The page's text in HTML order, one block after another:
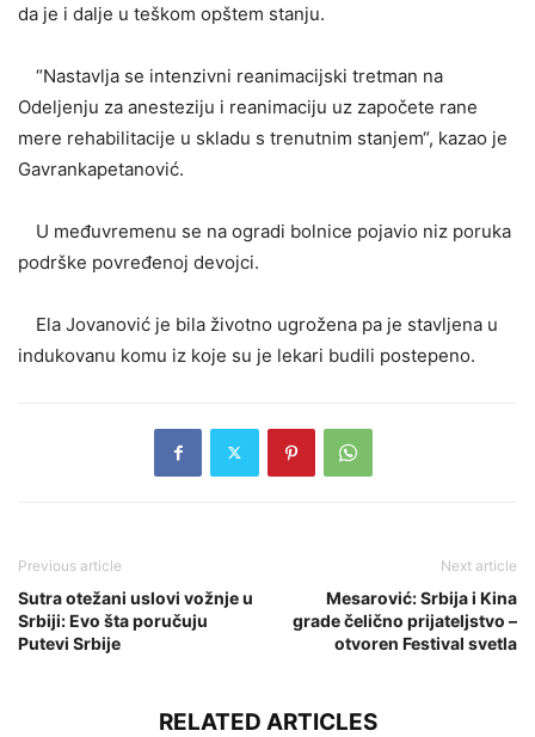
da je i dalje u teškom opštem stanju.
“Nastavlja se intenzivni reanimacijski tretman na
Odeljenju za anesteziju i reanimaciju uz započete rane
mere rehabilitacije u skladu s trenutnim stanjem“, kazao je
Gavrankapetanović.
U međuvremenu se na ogradi bolnice pojavio niz poruka
podrške povređenoj devojci.
Ela Jovanović je bila životno ugrožena pa je stavljena u
indukovanu komu iz koje su je lekari budili postepeno.
Previous article
Sutra otežani uslovi vožnje u
Srbiji: Evo šta poručuju
Putevi Srbije
Next article
Mesarović: Srbija i Kina
grade čelično prijateljstvo –
otvoren Festival svetla
RELATED ARTICLES